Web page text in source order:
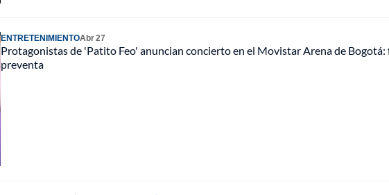
ENTRETENIMIENTOAbr 27
Protagonistas de 'Patito Feo' anuncian concierto en el Movistar Arena de Bogotá:
preventa